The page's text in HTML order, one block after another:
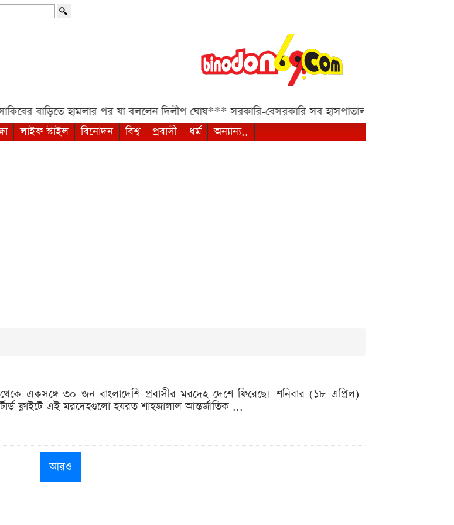
বাড়িতে হামলার পর যা বললেন দিলীপ ঘোষ*** সরকারি-বেসরকারি সব হাসপাতাল ও ক্লিনিকের জন্য
লাইফ স্টাইল বিনোদন বিশ্ব প্রবাসী ধর্ম অন্যান্য..
একসঙ্গে ৩০ জন বাংলাদেশি প্রবাসীর মরদেহ দেশে ফিরেছে। শনিবার (১৮ এপ্রিল)
ফ্লাইটে এই মরদেহগুলো হযরত শাহজালাল আন্তর্জাতিক ...
আরও